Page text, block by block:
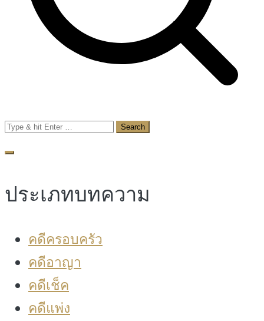
Search
for:
ประเภทบทความ
คดีครอบครัว
คดีอาญา
คดีเช็ค
คดีแพ่ง